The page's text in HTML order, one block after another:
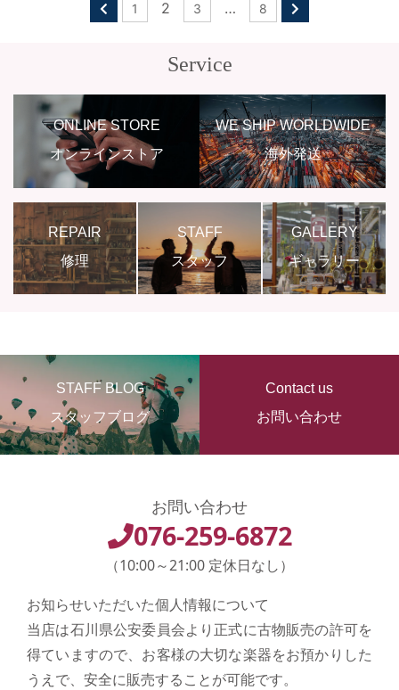
1 2 3 … 8
Service
ONLINE STORE
オンラインストア
WE SHIP WORLDWIDE
海外発送
REPAIR
修理
STAFF
スタッフ
GALLERY
ギャラリー
STAFF BLOG
スタッフブログ
Contact us
お問い合わせ
お問い合わせ
076-259-6872
（10:00～21:00 定休日なし）
お知らせいただいた個人情報について
当店は石川県公安委員会より正式に古物販売の許可を
得ていますので、お客様の大切な楽器をお預かりした
うえで、安全に販売することが可能です。